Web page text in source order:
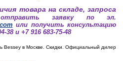
товара на складе, запроса
отправить заявку по эл.
или получить консультацию
38 и +7 916 683-75-48
Bessey в Москве. Скидки. Официальный дилер